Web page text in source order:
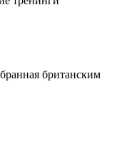
британским